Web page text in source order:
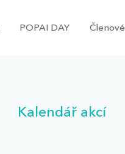
POPAI DAY Členové
Kalendář akcí